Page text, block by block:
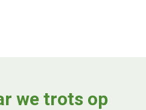
we trots op